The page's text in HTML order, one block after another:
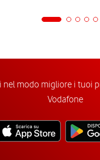
nel modo migliore i tuoi
Vodafone